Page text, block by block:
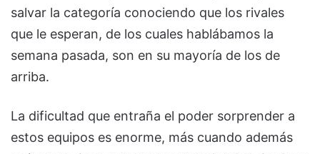
salvar la categoría conociendo que los rivales
que le esperan, de los cuales hablábamos la
semana pasada, son en su mayoría de los de
arriba.
La dificultad que entraña el poder sorprender a
estos equipos es enorme, más cuando además